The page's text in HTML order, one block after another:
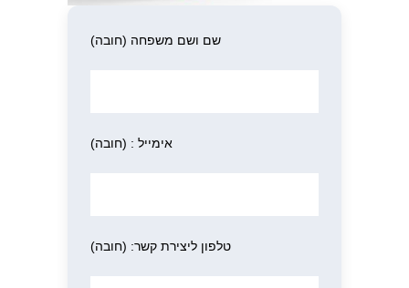
שם ושם משפחה (חובה)
אימייל : (חובה)
טלפון ליצירת קשר: (חובה)